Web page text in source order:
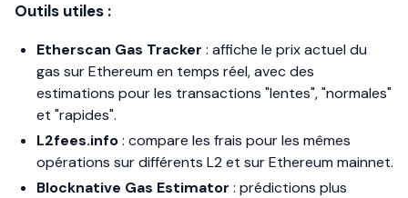
Outils utiles :
Etherscan Gas Tracker : affiche le prix actuel du
gas sur Ethereum en temps réel, avec des
estimations pour les transactions "lentes", "normales"
et "rapides".
L2fees.info: compare les frais pour les mêmes
opérations sur différents L2 et sur Ethereum mainnet.
Blocknative Gas Estimator : prédictions plus